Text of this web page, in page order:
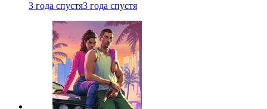
3 года спустя3 года спустя